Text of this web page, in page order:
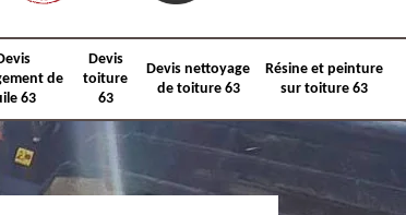
de
63
Devis
toiture
63
Devis nettoyage
de toiture 63
Résine et peinture
sur toiture 63